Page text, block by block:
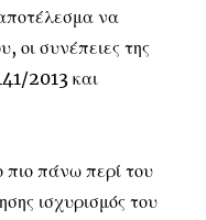
να
οι συνέπειες της
2013 και
πάνω περί του
ισχυρισμός του